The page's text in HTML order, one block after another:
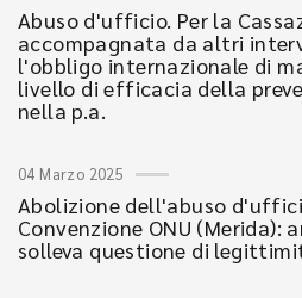
Abuso d'ufficio. Per la
accompagnata da altri
l'obbligo internazionale di
livello di efficacia della
nella p.a.
04 Marzo 2025
Abolizione dell'abuso
Convenzione ONU (Merida):
solleva questione di